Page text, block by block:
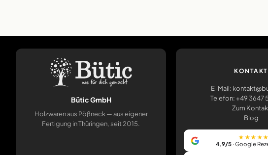
Bütic GmbH
Holzwaren aus Pößneck — aus eigener
Fertigung in Thüringen, seit 2015.
KONTAKT
E-Mail:
Telefon: +49 3647
Zum
Blog
★★★★★
4,9/5 · Google